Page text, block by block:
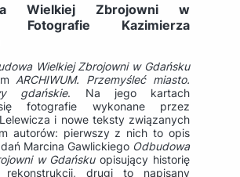
Wielkiej Zbrojowni w
Fotografie Kazimierza
Wielkiej Zbrojowni w Gdańsku
ARCHIWUM. Przemyśleć miasto.
gdańskie. Na jego kartach
fotografie wykonane przez
i nowe teksty związanych
autorów: pierwszy z nich to opis
Marcina Gawlickiego Odbudowa
w Gdańskuopisujący historię
rekonstrukcji, drugi to napisany